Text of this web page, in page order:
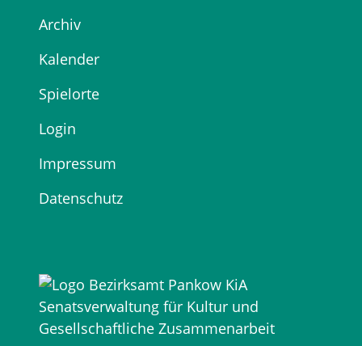
Archiv
Kalender
Spielorte
Login
Impressum
Datenschutz